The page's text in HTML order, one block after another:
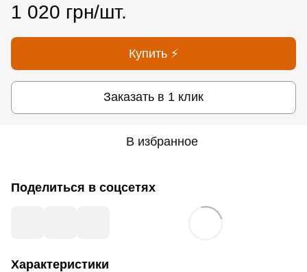
1 020 грн/шт.
Купить ⚡
Заказать в 1 клик
В избранное
Поделиться в соцсетях
Характеристики